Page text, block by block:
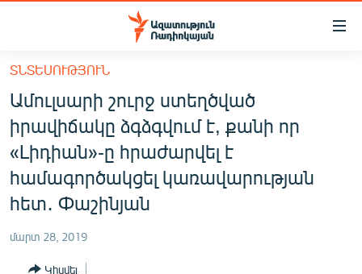
Մատչելիության
հիմնական
բովանդակությանը
Անցնել
հիմնական
մենյուին
Որոնում
ՀԱՅԱՍՏԱՆ
ՔԱՂԱՔԱԿԱՆ
ԸՆՏՐՈՒԹՅՈՒՆՆԵՐ 2026
ԻՐԱՎՈՒՆՔ
ՀԱՍԱՐԱԿՈՒԹՅՈՒՆ
ՏՆՏԵՍՈՒԹՅՈՒՆ
Ամուլսարի շուրջ ստեղծված
իրավիճակը ձգձգվում է, քանի որ
«Լիդիան»-ը հրաժարվել է
համագործակցել կառավարության
հետ․ Փաշինյան
մարտ 28, 2019
Կիսվել